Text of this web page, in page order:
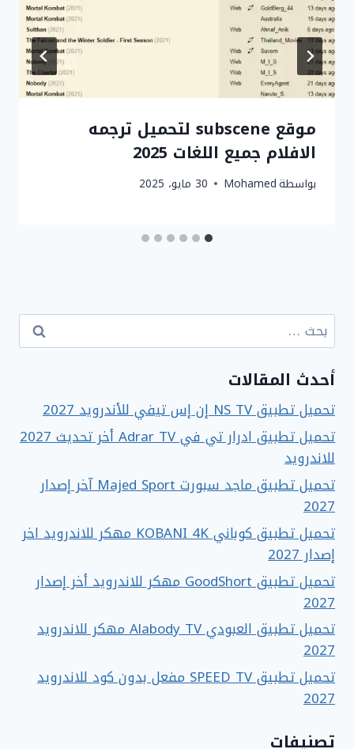
موقع subscene لتحميل ترجمه
الافلام جميع اللغات 2025
بواسطةMohamed 30 مايو، 2025
البحث
عن:
أحدث المقالات
تحميل تطبيق NS TV إن إس تيفي للأندرويد 2027
تحميل تطبيق ادرار تي في Adrar TV أخر تحديث 2027
للاندرويد
تحميل تطبيق ماجد سبورت Majed Sport آخر إصدار
2027
تحميل تطبيق كوباني KOBANI 4K مهكر للاندرويد اخر
إصدار 2027
تحميل تطبيق GoodShort مهكر للاندرويد أخر إصدار
2027
تحميل تطبيق العبودي Alabody TV مهكر للاندرويد
2027
تحميل تطبيق SPEED TV مفعل بدون كود للاندرويد
2027
تصنيفات